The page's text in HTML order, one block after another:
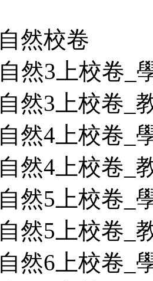
然校卷
然3上校卷_
然3上校卷_
然4上校卷_
然4上校卷_
然5上校卷_
然5上校卷_
然6上校卷_